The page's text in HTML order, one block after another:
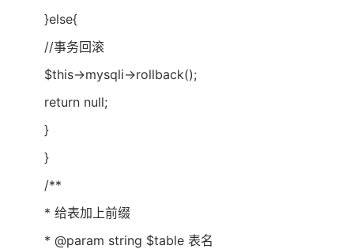
}else{
//事务回滚
$this->mysqli->rollback();
return null;
}
}
/**
* 给表加上前缀
* @param string $table 表名